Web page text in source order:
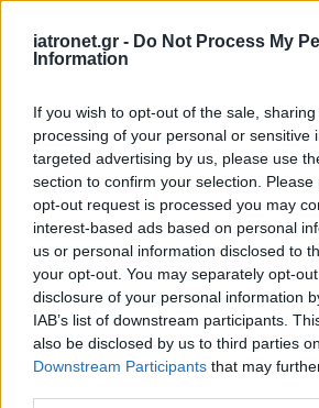
iatronet.gr - Do Not Process My
Information
If you wish to opt-out of the sale,
processing of your personal or sensitive
targeted advertising by us, please use
section to confirm your selection.
opt-out request is processed you may
interest-based ads based on personal
us or personal information disclosed to
your opt-out. You may separately opt-
disclosure of your personal information
IAB’s list of downstream participants.
also be disclosed by us to third parties
Downstream Participants that may